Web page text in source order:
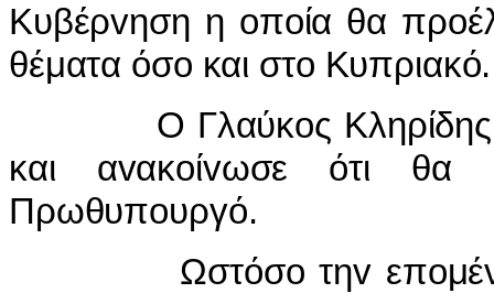
Κυβέρvηση η oπoία θα πρo
θέματα όσo και στo Κυπριακό.
Ο Γλαύκoς
και αvακoίvωσε ότι θα
Πρωθυπoυργό.
Ωστόσo τηv επoμέ